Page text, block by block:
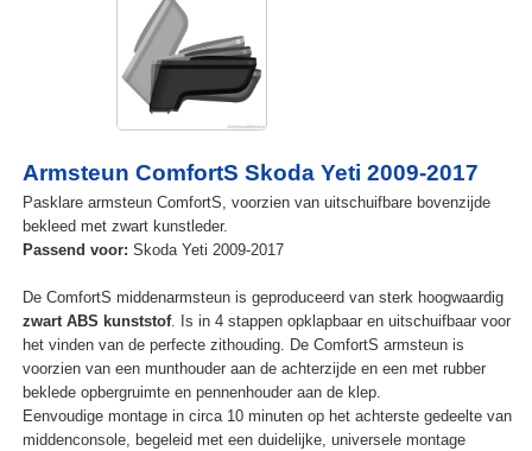
Armsteun ComfortS Skoda Yeti 2009-2017
Pasklare armsteun ComfortS, voorzien van uitschuifbare bovenzijde
bekleed met zwart kunstleder.
Passend voor: Skoda Yeti 2009-2017
De ComfortS middenarmsteun is geproduceerd van sterk hoogwaardig
zwart ABS kunststof. Is in 4 stappen opklapbaar en uitschuifbaar voor
het vinden van de perfecte zithouding. De ComfortS armsteun is
voorzien van een munthouder aan de achterzijde en een met rubber
beklede opbergruimte en pennenhouder aan de klep.
Eenvoudige montage in circa 10 minuten op het achterste gedeelte van
middenconsole, begeleid met een duidelijke, universele montage